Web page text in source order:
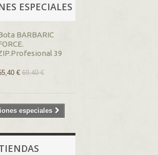
ESPECIALES
BARBARIC
39
€ 69,40 €
especiales